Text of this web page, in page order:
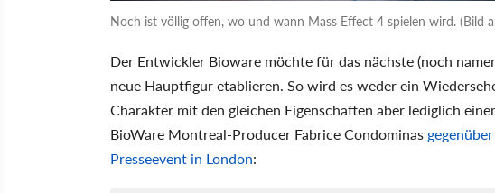
Noch ist völlig offen, wo und wann Mass Effect 4 spielen wird. (Bild
Der Entwickler Bioware möchte für das nächste (noch
neue Hauptfigur etablieren. So wird es weder ein
Charakter mit den gleichen Eigenschaften aber lediglich
BioWare Montreal-Producer Fabrice Condominas
Presseevent in London: